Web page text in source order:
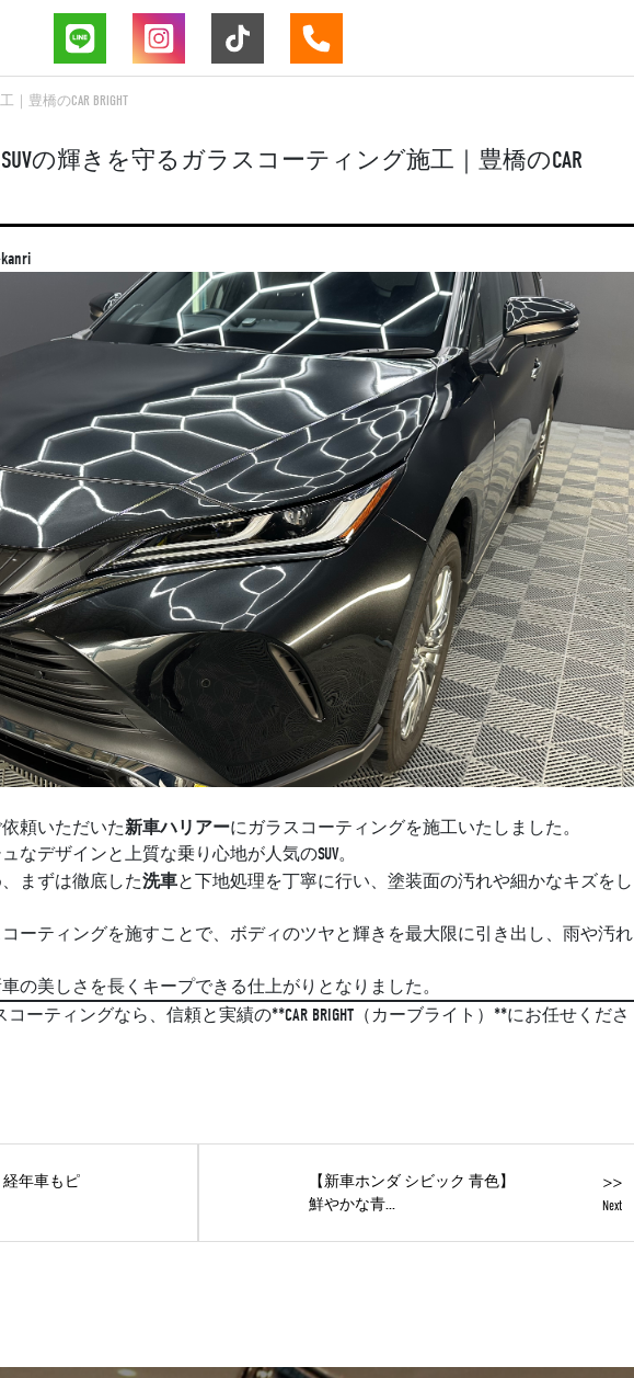
豊橋のCAR BRIGHT
の輝きを守るガラスコーティング施工｜豊橋のCAR
頼いただいた新車ハリアーにガラスコーティングを施工いたしました。
デザインと上質な乗り心地が人気のSUV。
まずは徹底した洗車と下地処理を丁寧に行い、塗装面の汚れや細かなキズをし
ーティングを施すことで、ボディのツヤと輝きを最大限に引き出し、雨や汚れ
の美しさを長くキープできる仕上がりとなりました。
ーティングなら、信頼と実績の**CAR BRIGHT（カーブライト）**にお任せくださ
経年車もピ
>>
Next
【新車ホンダ シビック 青色】
鮮やかな青...